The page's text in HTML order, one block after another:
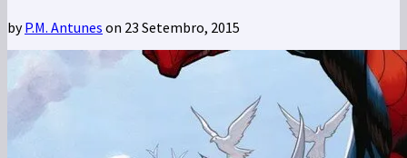
byP.M. Antunes on 23 Setembro, 2015